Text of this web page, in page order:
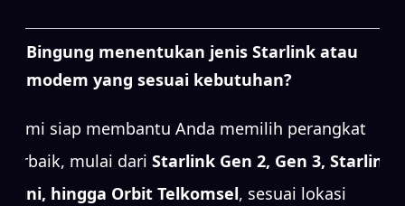
Bingung menentukan jenis Starlink atau
modem yang sesuai kebutuhan?
Kami siap membantu Anda memilih perangkat
terbaik, mulai dari Starlink Gen 2, Gen 3, Starlink
Mini, hingga Orbit Telkomsel, sesuai lokasi